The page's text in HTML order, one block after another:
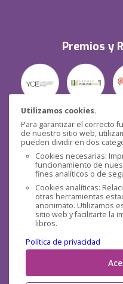
Utilizamos cookies.
Para garantizar el correcto
de nuestro sitio web,
pueden dividir en dos
Cookies necesarias:
funcionamiento de
fines analíticos o de
Cookies analíticas:
otras herramientas
anonimato. Utilizamos
sitio web y facilitarte la
libros.
Política de privacidad
Premios y